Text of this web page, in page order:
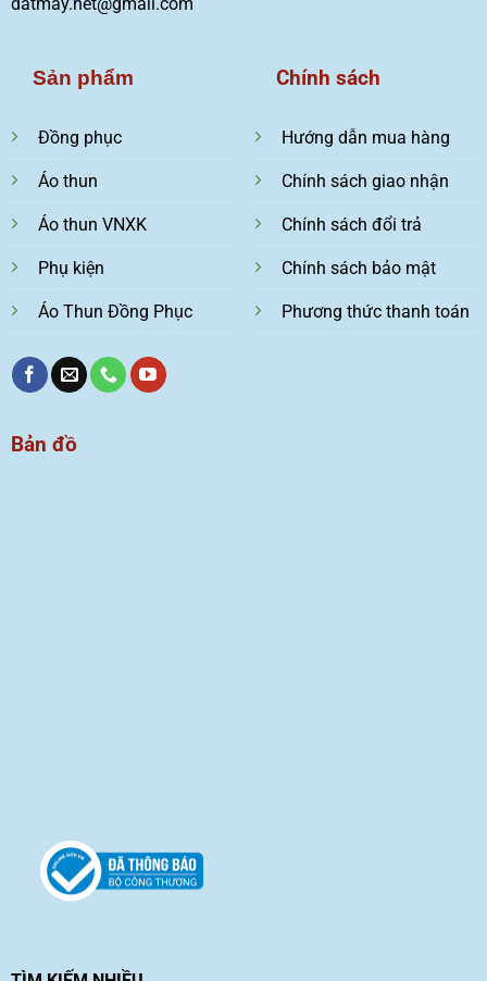
Sản phẩm
Đồng phục
Áo thun
Áo thun VNXK
Phụ kiện
Áo Thun Đồng Phục
Chính sách
Hướng dẫn mua hàng
Chính sách giao nhận
Chính sách đổi trả
Chính sách bảo mật
Phương thức thanh toán
Bản đồ